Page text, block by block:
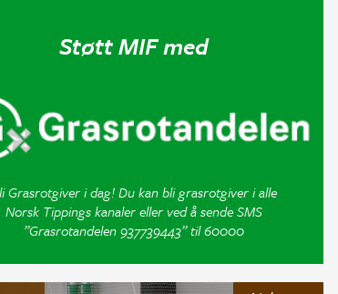
Støtt MIF med
Grasrotgiver i dag! Du kan bli grasrotgiver i alle
Norsk Tippings kanaler eller ved å sende SMS
”Grasrotandelen 937739443” til 60000